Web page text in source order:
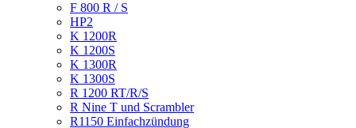
F 800 R / S
HP2
K 1200R
K 1200S
K 1300R
K 1300S
R 1200 RT/R/S
R Nine T und Scrambler
R1150 Einfachzündung